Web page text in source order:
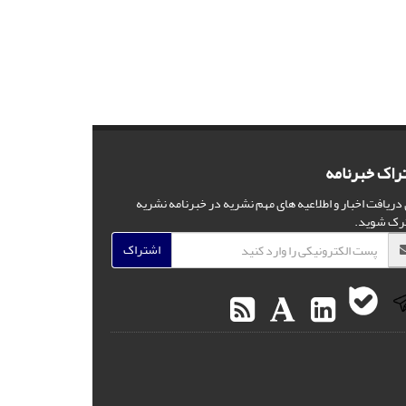
خبرنامه
دریافت اخبار و اطلاعیه های مهم نشریه در خبرنامه نشریه
شوید.
اشتراک